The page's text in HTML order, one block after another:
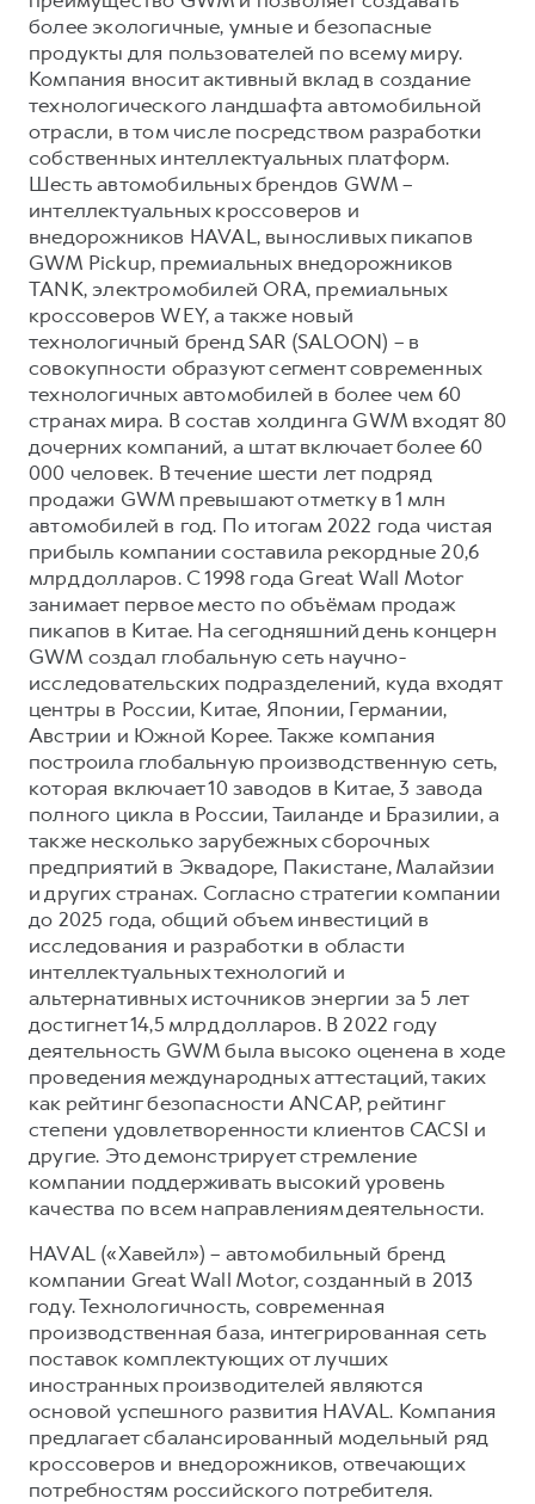
более экологичные, умные и безопасные
продукты для пользователей по всему миру.
Компания вносит активный вклад в создание
технологического ландшафта автомобильной
отрасли, в том числе посредством разработки
собственных интеллектуальных платформ.
Шесть автомобильных брендов GWM –
интеллектуальных кроссоверов и
внедорожников HAVAL, выносливых пикапов
GWM Pickup, премиальных внедорожников
TANK, электромобилей ORA, премиальных
кроссоверов WEY, а также новый
технологичный бренд SAR (SALOON) – в
совокупности образуют сегмент современных
технологичных автомобилей в более чем 60
странах мира. В состав холдинга GWM входят 80
дочерних компаний, а штат включает более 60
000 человек. В течение шести лет подряд
продажи GWM превышают отметку в 1 млн
автомобилей в год. По итогам 2022 года чистая
прибыль компании составила рекордные 20,6
млрд долларов. С 1998 года Great Wall Motor
занимает первое место по объёмам продаж
пикапов в Китае. На сегодняшний день концерн
GWM создал глобальную сеть научно-
исследовательских подразделений, куда входят
центры в России, Китае, Японии, Германии,
Австрии и Южной Корее. Также компания
построила глобальную производственную сеть,
которая включает 10 заводов в Китае, 3 завода
полного цикла в России, Таиланде и Бразилии, а
также несколько зарубежных сборочных
предприятий в Эквадоре, Пакистане, Малайзии
и других странах. Согласно стратегии компании
до 2025 года, общий объем инвестиций в
исследования и разработки в области
интеллектуальных технологий и
альтернативных источников энергии за 5 лет
достигнет 14,5 млрд долларов. В 2022 году
деятельность GWM была высоко оценена в ходе
проведения международных аттестаций, таких
как рейтинг безопасности ANCAP, рейтинг
степени удовлетворенности клиентов CACSI и
другие. Это демонстрирует стремление
компании поддерживать высокий уровень
качества по всем направлениям деятельности.
HAVAL («Хавейл») – автомобильный бренд
компании Great Wall Motor, созданный в 2013
году. Технологичность, современная
производственная база, интегрированная сеть
поставок комплектующих от лучших
иностранных производителей являются
основой успешного развития HAVAL. Компания
предлагает сбалансированный модельный ряд
кроссоверов и внедорожников, отвечающих
потребностям российского потребителя.